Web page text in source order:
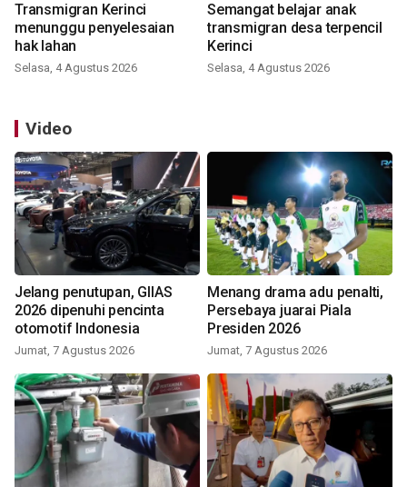
Transmigran Kerinci
menunggu penyelesaian
hak lahan
Selasa, 4 Agustus 2026
Semangat belajar anak
transmigran desa terpencil
Kerinci
Selasa, 4 Agustus 2026
Video
Jelang penutupan, GIIAS
2026 dipenuhi pencinta
otomotif Indonesia
Jumat, 7 Agustus 2026
Menang drama adu penalti,
Persebaya juarai Piala
Presiden 2026
Jumat, 7 Agustus 2026